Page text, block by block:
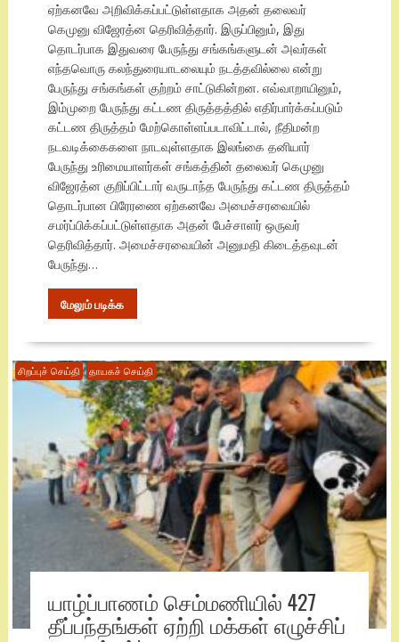
ஏற்கனவே அறிவிக்கப்பட்டுள்ளதாக அதன் தலைவர்
கெமுனு விஜேரத்ன தெரிவித்தார். இருப்பினும், இது
தொடர்பாக இதுவரை பேருந்து சங்கங்களுடன் அவர்கள்
எந்தவொரு கலந்துரையாடலையும் நடத்தவில்லை என்று
பேருந்து சங்கங்கள் குற்றம் சாட்டுகின்றன. எவ்வாறாயினும்,
இம்முறை பேருந்து கட்டண திருத்தத்தில் எதிர்பார்க்கப்படும்
கட்டண திருத்தம் மேற்கொள்ளப்படாவிட்டால், நீதிமன்ற
நடவடிக்கைகளை நாடவுள்ளதாக இலங்கை தனியார்
பேருந்து உரிமையாளர்கள் சங்கத்தின் தலைவர் கெமுனு
விஜேரத்ன குறிப்பிட்டார் வருடாந்த பேருந்து கட்டண திருத்தம்
தொடர்பான பிரேரணை ஏற்கனவே அமைச்சரவையில்
சமர்ப்பிக்கப்பட்டுள்ளதாக அதன் பேச்சாளர் ஒருவர்
தெரிவித்தார். அமைச்சரவையின் அனுமதி கிடைத்தவுடன்
பேருந்து…
மேலும் படிக்க
சிறப்புச் செய்தி தாயகச் செய்தி
யாழ்ப்பாணம் செம்மணியில் 427
தீப்பந்தங்கள் ஏற்றி மக்கள் எழுச்சிப்